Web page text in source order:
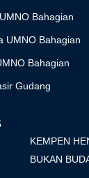
Bahagian
UMNO Bahagian
Bahagian
Gudang
KEMPEN
BUKAN